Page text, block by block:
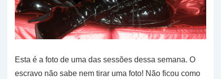
Esta é a foto de uma das sessões dessa semana. O
escravo não sabe nem tirar uma foto! Não ficou como